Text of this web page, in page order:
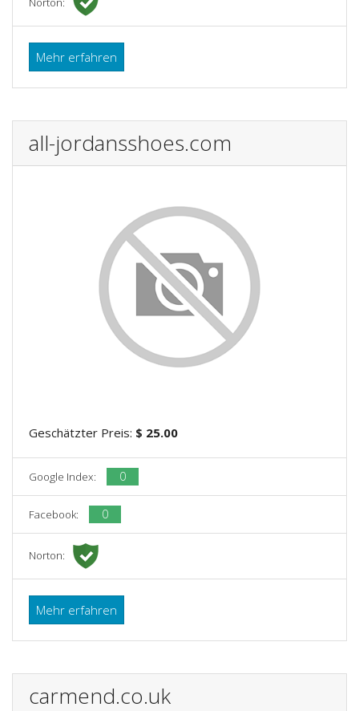
Mehr erfahren
all-jordansshoes.com
Geschätzter Preis: $ 25.00
Google Index: 0
Facebook: 0
Norton:
Mehr erfahren
carmend.co.uk